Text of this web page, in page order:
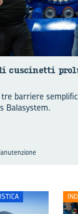
cu­sci­net­ti
tre barriere
Balasystem.